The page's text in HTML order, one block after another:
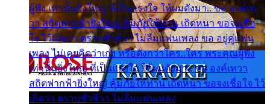
ผู้ฟัง เท่านั้นยิ่งใหญ่ ที่เป็นแรงใจ ให้ผมดังมา.. ขอ องค์เท
วา สถิตฟากฟ้ายิ่งใหญ่ คุ้มภัยให้ท่าน เถิดหนา ขอจงเชื่อ
ใจ ไว้เถิดว่า ตราบชั่วชีวา ไม่ลืมแฟนเพลง ขอ อยู่คู่แฟน
เพลง ไม่เคยคิดว่าเก่ง หรือดังกว่าใคร..ใคร พระคุณผู้ฟัง
เท่านั้นยิ่งใหญ่ ที่เป็นแรงใจ ให้ผมดังมา.. ขอ องค์เทวา
สถิตฟากฟ้ายิ่งใหญ่ คุ้มภัยให้ท่าน เถิดหนา ขอจงเชื่อใจ ไว้
เถิดว่า ตราบชั่วชีวา ไม่ลืมแฟนเพลง